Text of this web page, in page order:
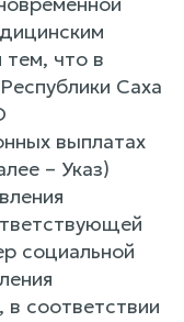
что в
Саха
выплатах
– Указ)
социальной
соответствии